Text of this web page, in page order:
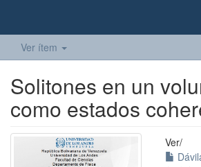
Ver ítem
Solitones en un
como estados
Ver/